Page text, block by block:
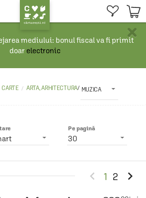
×
mediului: bonul fiscal va fi primit
doar electronic
CARTE ARTA, ARHITECTURA/ MUZICA
Pe pagină
30
 1 2 